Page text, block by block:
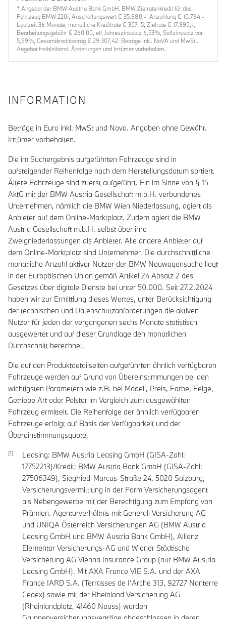
* Angebot der BMW Austria Bank GmbH. BMW Zielratenkredit für das
Fahrzeug BMW 220i, Anschaffungswert € 35.980,-, Anzahlung € 10.794,-,
Laufzeit 36 Monate, monatliche Kreditrate € 307,15, Zielrate € 17.990,-,
Bearbeitungsgebühr € 260,00, eff. Jahreszinssatz 6,53%, Sollzinssatz var.
5,99%, Gesamtkreditbetrag € 29.307,42. Beträge inkl. NoVA und MwSt..
Angebot freibleibend. Änderungen und Irrtümer vorbehalten.
INFORMATION
Beträge in Euro inkl. MwSt und Nova. Angaben ohne Gewähr.
Irrtümer vorbehalten.
Die im Suchergebnis aufgeführten Fahrzeuge sind in
aufsteigender Reihenfolge nach dem Herstellungsdatum sortiert.
Ältere Fahrzeuge sind zuerst aufgeführt. Ein im Sinne von § 15
AktG mit der BMW Austria Gesellschaft m.b.H. verbundenes
Unternehmen, nämlich die BMW Wien Niederlassung, agiert als
Anbieter auf dem Online-Marktplatz. Zudem agiert die BMW
Austria Gesellschaft m.b.H. selbst über ihre
Zweigniederlassungen als Anbieter. Alle andere Anbieter auf
dem Online-Marktplatz sind Unternehmer. Die durchschnittliche
monatliche Anzahl aktiver Nutzer der BMW Neuwagensuche liegt
in der Europäischen Union gemäß Artikel 24 Absatz 2 des
Gesetzes über digitale Dienste bei unter 50.000. Seit 27.2.2024
haben wir zur Ermittlung dieses Wertes, unter Berücksichtigung
der technischen und Datenschutzanforderungen die aktiven
Nutzer für jeden der vergangenen sechs Monate statistisch
ausgewertet und auf dieser Grundlage den monatlichen
Durchschnitt berechnet.
Die auf den Produktdetailseiten aufgeführten ähnlich verfügbaren
Fahrzeuge werden auf Grund von Übereinstimmungen bei den
wichtigsten Parametern wie z.B. bei Modell, Preis, Farbe, Felge,
Getriebe Art oder Polster im Vergleich zum ausgewählten
Fahrzeug ermittelt. Die Reihenfolge der ähnlich verfügbaren
Fahrzeuge erfolgt auf Basis der Verfügbarkeit und der
Übereinstimmungsquote.
Leasing: BMW Austria Leasing GmbH (GISA-Zahl:
17752213)/Kredit: BMW Austria Bank GmbH (GISA-Zahl:
27506349), Siegfried-Marcus-Straße 24, 5020 Salzburg,
Versicherungsvermittlung in der Form Versicherungsagent
als Nebengewerbe mit der Berechtigung zum Empfang von
Prämien. Agenturverhältnis mit Generali Versicherung AG
und UNIQA Österreich Versicherungen AG (BMW Austria
Leasing GmbH und BMW Austria Bank GmbH), Allianz
Elementar Versicherungs-AG und Wiener Städtische
Versicherung AG Vienna Insurance Group (nur BMW Austria
Leasing GmbH). Mit AXA France VIE S.A. und der AXA
France IARD S.A. (Terrasses de I’Arche 313, 92727 Nanterre
Cedex) sowie mit der Rheinland Versicherung AG
(Rheinlandplatz, 41460 Neuss) wurden